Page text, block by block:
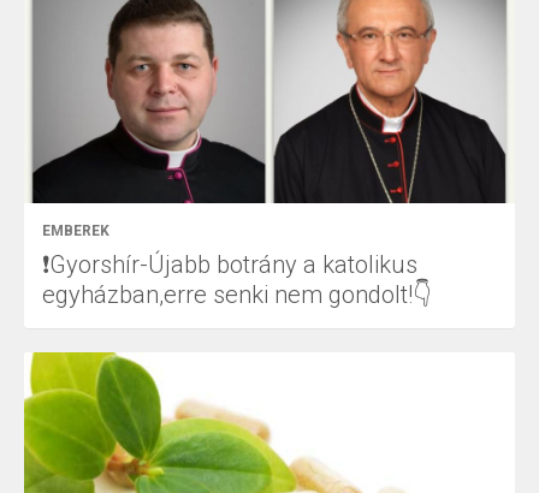
EMBEREK
❗Gyorshír-Újabb botrány a katolikus
egyházban,erre senki nem gondolt!👇